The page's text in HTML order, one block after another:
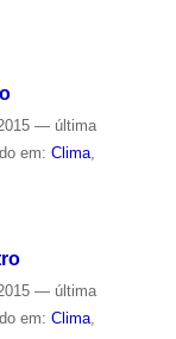
— última
em: Clima,
— última
em: Clima,